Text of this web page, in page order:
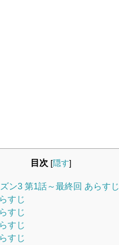
目次 [隠す]
ン3 第1話～最終回 あらすじ
すじ
すじ
すじ
すじ